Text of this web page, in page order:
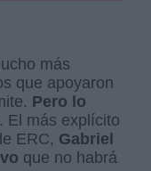
más
que apoyaron
Pero lo
. El más explícito
ERC, Gabriel
que no habrá